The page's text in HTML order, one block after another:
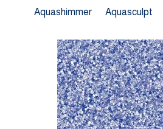
Aquashimmer
Aquasculpt